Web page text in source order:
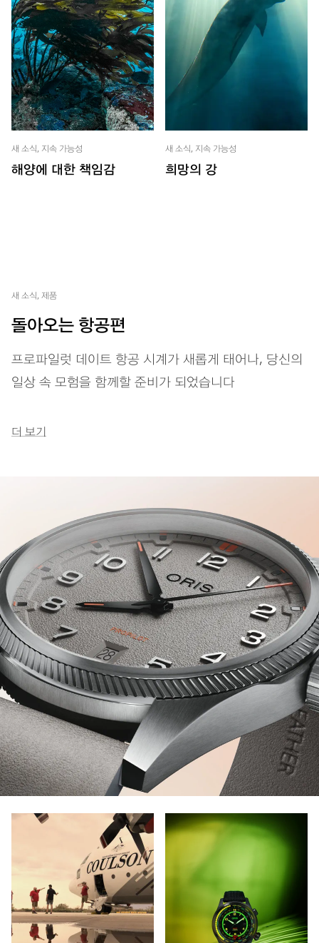
새 소식, 지속 가능성
해양에 대한 책임감
새 소식, 지속 가능성
희망의 강
새 소식, 제품
돌아오는 항공편
프로파일럿 데이트 항공 시계가 새롭게 태어나, 당신의
일상 속 모험을 함께할 준비가 되었습니다
더 보기